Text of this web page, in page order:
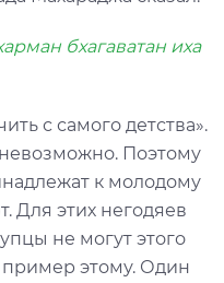
бхагаватан иха
с самого детства».
Поэтому
к молодому
Для этих негодяев
не могут этого
пример этому. Один